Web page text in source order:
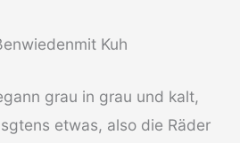
grau in grau und kalt,
etwas, also die Räder